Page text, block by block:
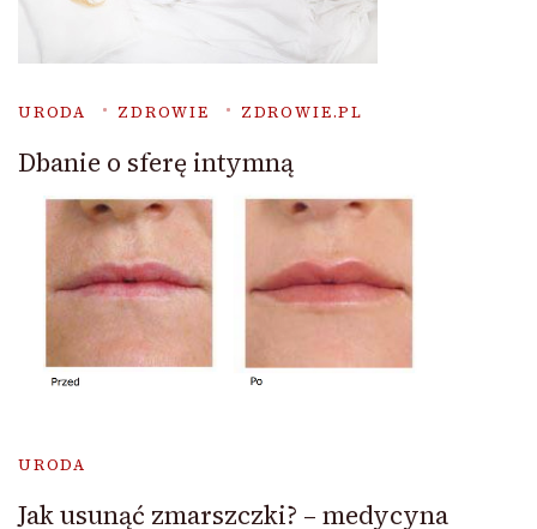
URODA ZDROWIE ZDROWIE.PL
Dbanie o sferę intymną
URODA
Jak usunąć zmarszczki? – medycyna